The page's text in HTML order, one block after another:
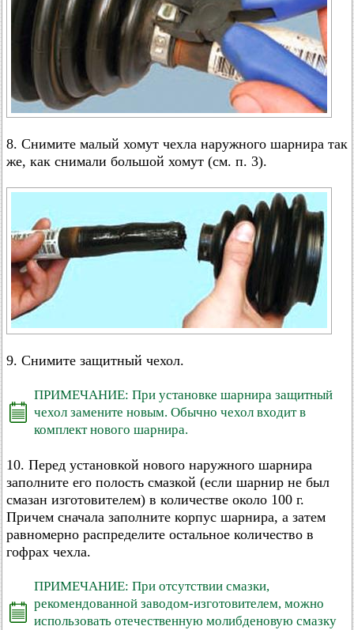
8. Снимите малый хомут чехла наружного шарнира так
же, как снимали большой хомут (см. п. 3).
9. Снимите защитный чехол.
ПРИМЕЧАНИЕ: При установке шарнира защитный
чехол замените новым. Обычно чехол входит в
комплект нового шарнира.
10. Перед установкой нового наружного шарнира
заполните его полость смазкой (если шарнир не был
смазан изготовителем) в количестве около 100 г.
Причем сначала заполните корпус шарнира, а затем
равномерно распределите остальное количество в
гофрах чехла.
ПРИМЕЧАНИЕ: При отсутствии смазки,
рекомендованной заводом-изготовителем, можно
использовать отечественную молибденовую смазку